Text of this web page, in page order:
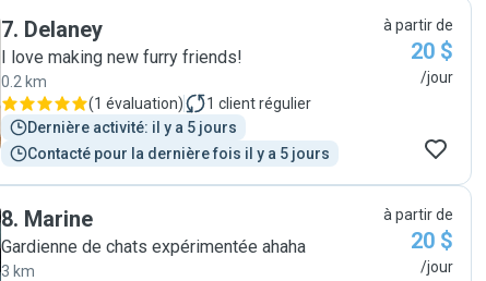
7. Delaney
I love making new furry friends!
0.2 km
(1 évaluation) 1 client régulier
Dernière activité: il y a 5 jours
Contacté pour la dernière fois il y a 5 jours
à partir de
20 $
/jour
8. Marine
Gardienne de chats expérimentée ahaha
3 km
à partir de
20 $
/jour